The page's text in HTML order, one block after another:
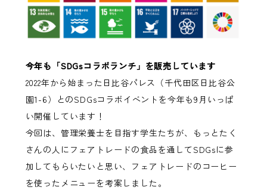
今年も「SDGsコラボランチ」を販売しています
2022年から始まった日比谷パレス（千代田区日比谷公
園1-6）とのSDGsコラボイベントを今年も9月いっぱ
い開催しています！
今回は、管理栄養士を目指す学生たちが、もっとたく
さんの人にフェアトレードの食品を通してSDGsに参
加してもらいたいと思い、フェアトレードのコーヒー
を使ったメニューを考案しました。